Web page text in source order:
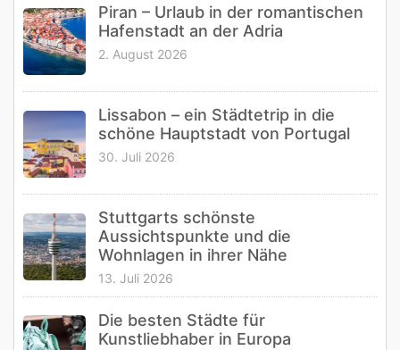
Piran – Urlaub in der romantischen
Hafenstadt an der Adria
2. August 2026
Lissabon – ein Städtetrip in die
schöne Hauptstadt von Portugal
30. Juli 2026
Stuttgarts schönste
Aussichtspunkte und die
Wohnlagen in ihrer Nähe
13. Juli 2026
Die besten Städte für
Kunstliebhaber in Europa